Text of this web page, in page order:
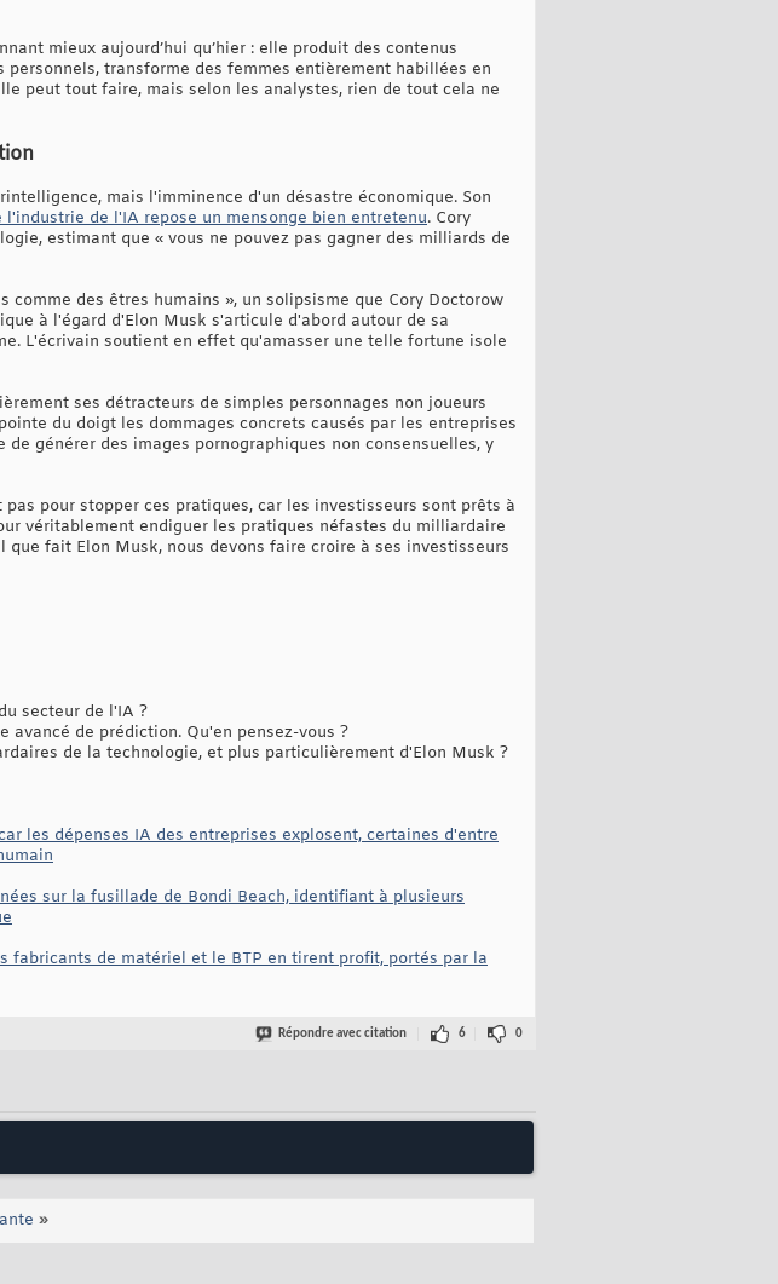
mieux aujourd’hui qu’hier : elle produit des contenus
personnels, transforme des femmes entièrement habillées en
peut tout faire, mais selon les analystes, rien de tout cela ne
mais l'imminence d'un désastre économique. Son
l'industrie de l'IA repose un mensonge bien entretenu. Cory
estimant que « vous ne pouvez pas gagner des milliards de
des êtres humains », un solipsisme que Cory Doctorow
à l'égard d'Elon Musk s'articule d'abord autour de sa
L'écrivain soutient en effet qu'amasser une telle fortune isole
ses détracteurs de simples personnages non joueurs
du doigt les dommages concrets causés par les entreprises
générer des images pornographiques non consensuelles, y
pour stopper ces pratiques, car les investisseurs sont prêts à
véritablement endiguer les pratiques néfastes du milliardaire
fait Elon Musk, nous devons faire croire à ses investisseurs
secteur de l'IA ?
avancé de prédiction. Qu'en pensez-vous ?
de la technologie, et plus particulièrement d'Elon Musk ?
les dépenses IA des entreprises explosent, certaines d'entre
sur la fusillade de Bondi Beach, identifiant à plusieurs
fabricants de matériel et le BTP en tirent profit, portés par la
Répondre avec citation 6 0
»